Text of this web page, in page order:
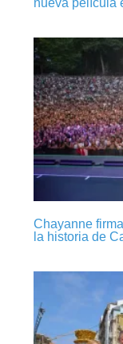
Chayanne
la historia de